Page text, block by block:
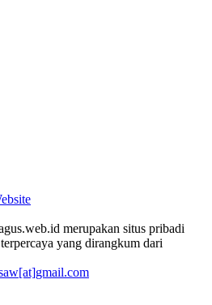
merupakan situs pribadi
yang dirangkum dari